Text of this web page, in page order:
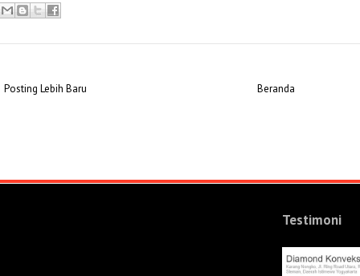
Posting Lebih Baru Beranda
Testimoni